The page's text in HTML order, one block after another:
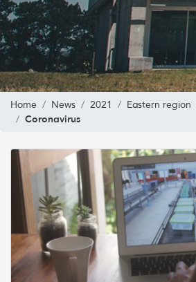
Home News 2021 Eastern region
Coronavirus